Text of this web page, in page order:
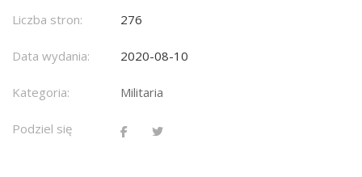
Liczba stron: 276
Data wydania: 2020-08-10
Kategoria: Militaria
Podziel się